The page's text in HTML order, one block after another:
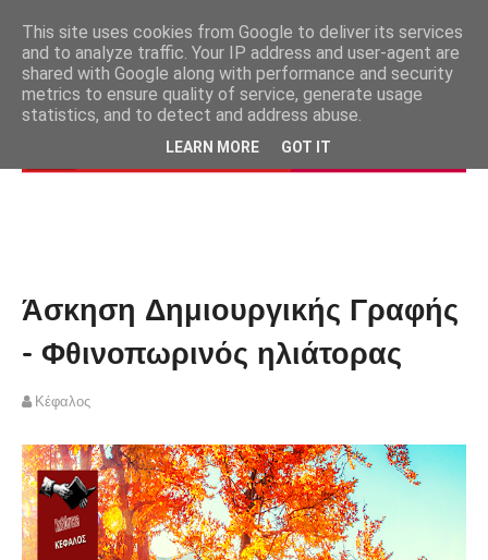
Άσκηση Δημιουργικής Γραφής
- Φθινοπωρινός ηλιάτορας
Κέφαλος
This site uses cookies from Google to deliver its services
and to analyze traffic. Your IP address and user-agent are
shared with Google along with performance and security
metrics to ensure quality of service, generate usage
statistics, and to detect and address abuse.
LEARN MORE GOT IT